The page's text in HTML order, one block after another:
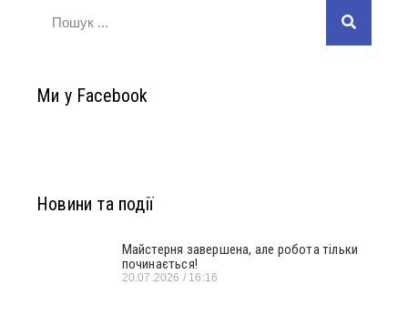
Ми у Facebook
Новини та події
Майстерня завершена, але робота тільки
починається!
20.07.2026 16:16